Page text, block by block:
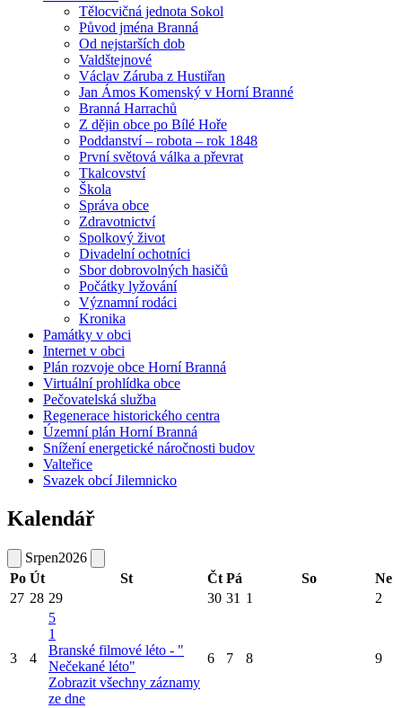
Tělocvičná jednota Sokol
Původ jména Branná
Od nejstarších dob
Valdštejnové
Václav Záruba z Hustiřan
Jan Ámos Komenský v Horní Branné
Branná Harrachů
Z dějin obce po Bílé Hoře
Poddanství – robota – rok 1848
První světová válka a převrat
Tkalcovství
Škola
Správa obce
Zdravotnictví
Spolkový život
Divadelní ochotníci
Sbor dobrovolných hasičů
Počátky lyžování
Významní rodáci
Kronika
Památky v obci
Internet v obci
Plán rozvoje obce Horní Branná
Virtuální prohlídka obce
Pečovatelská služba
Regenerace historického centra
Územní plán Horní Branná
Snížení energetické náročnosti budov
Valteřice
Svazek obcí Jilemnicko
Kalendář
Srpen2026
Po Út St Čt Pá So
Ne
27 28 29 30 31 1 2
3 4
5
1
Branské filmové léto - "
Nečekané léto"
Zobrazit všechny záznamy
ze dne
6 7 8 9